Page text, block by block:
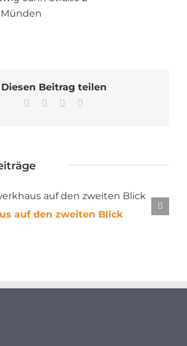
Diesen Beitrag teilen
Facebook WhatsApp
auf den zweiten Blick